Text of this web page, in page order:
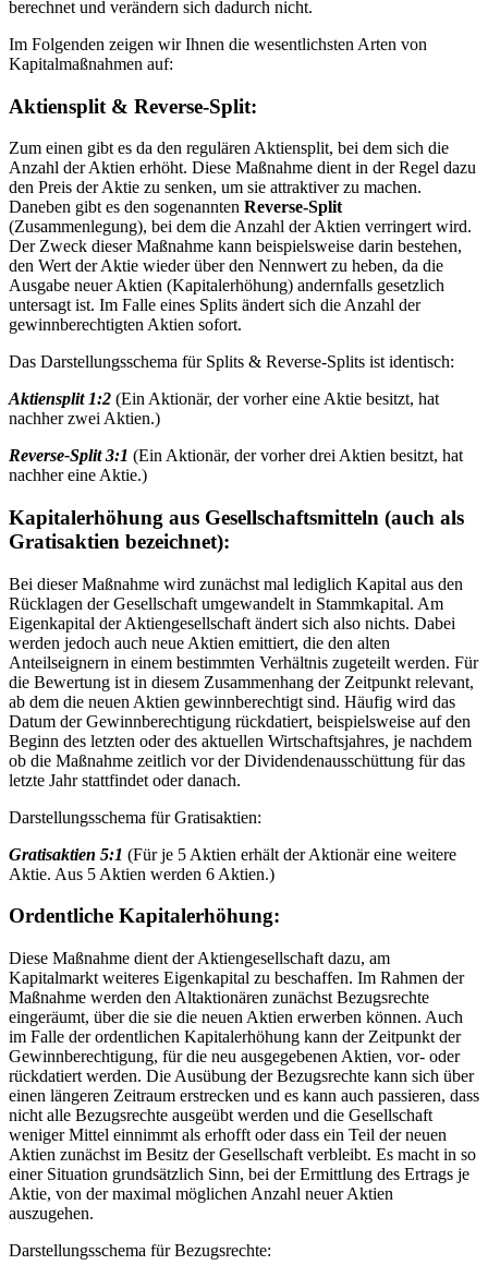
berechnet und verändern sich dadurch nicht.
Im Folgenden zeigen wir Ihnen die wesentlichsten Arten von
Kapitalmaßnahmen auf:
Aktiensplit & Reverse-Split:
Zum einen gibt es da den regulären Aktiensplit, bei dem sich die
Anzahl der Aktien erhöht. Diese Maßnahme dient in der Regel dazu
den Preis der Aktie zu senken, um sie attraktiver zu machen.
Daneben gibt es den sogenannten Reverse-Split
(Zusammenlegung), bei dem die Anzahl der Aktien verringert wird.
Der Zweck dieser Maßnahme kann beispielsweise darin bestehen,
den Wert der Aktie wieder über den Nennwert zu heben, da die
Ausgabe neuer Aktien (Kapitalerhöhung) andernfalls gesetzlich
untersagt ist. Im Falle eines Splits ändert sich die Anzahl der
gewinnberechtigten Aktien sofort.
Das Darstellungsschema für Splits & Reverse-Splits ist identisch:
Aktiensplit 1:2 (Ein Aktionär, der vorher eine Aktie besitzt, hat
nachher zwei Aktien.)
Reverse-Split 3:1 (Ein Aktionär, der vorher drei Aktien besitzt, hat
nachher eine Aktie.)
Kapitalerhöhung aus Gesellschaftsmitteln (auch als
Gratisaktien bezeichnet):
Bei dieser Maßnahme wird zunächst mal lediglich Kapital aus den
Rücklagen der Gesellschaft umgewandelt in Stammkapital. Am
Eigenkapital der Aktiengesellschaft ändert sich also nichts. Dabei
werden jedoch auch neue Aktien emittiert, die den alten
Anteilseignern in einem bestimmten Verhältnis zugeteilt werden. Für
die Bewertung ist in diesem Zusammenhang der Zeitpunkt relevant,
ab dem die neuen Aktien gewinnberechtigt sind. Häufig wird das
Datum der Gewinnberechtigung rückdatiert, beispielsweise auf den
Beginn des letzten oder des aktuellen Wirtschaftsjahres, je nachdem
ob die Maßnahme zeitlich vor der Dividendenausschüttung für das
letzte Jahr stattfindet oder danach.
Darstellungsschema für Gratisaktien:
Gratisaktien 5:1 (Für je 5 Aktien erhält der Aktionär eine weitere
Aktie. Aus 5 Aktien werden 6 Aktien.)
Ordentliche Kapitalerhöhung:
Diese Maßnahme dient der Aktiengesellschaft dazu, am
Kapitalmarkt weiteres Eigenkapital zu beschaffen. Im Rahmen der
Maßnahme werden den Altaktionären zunächst Bezugsrechte
eingeräumt, über die sie die neuen Aktien erwerben können. Auch
im Falle der ordentlichen Kapitalerhöhung kann der Zeitpunkt der
Gewinnberechtigung, für die neu ausgegebenen Aktien, vor- oder
rückdatiert werden. Die Ausübung der Bezugsrechte kann sich über
einen längeren Zeitraum erstrecken und es kann auch passieren, dass
nicht alle Bezugsrechte ausgeübt werden und die Gesellschaft
weniger Mittel einnimmt als erhofft oder dass ein Teil der neuen
Aktien zunächst im Besitz der Gesellschaft verbleibt. Es macht in so
einer Situation grundsätzlich Sinn, bei der Ermittlung des Ertrags je
Aktie, von der maximal möglichen Anzahl neuer Aktien
auszugehen.
Darstellungsschema für Bezugsrechte: